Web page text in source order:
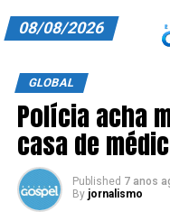
ANUNCIE CONOSCO
ASSINE
CARRINHO
08/08/2026
GLOBAL
Polícia acha
casa de
Published 7 anos
By jornalismo